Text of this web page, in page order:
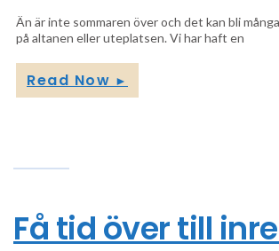
Än är inte sommaren över och det kan bli
på altanen eller uteplatsen. Vi har haft en
Read Now ►
Få tid över till